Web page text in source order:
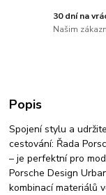
30 dní na
Našim
Popis
Spojení stylu a
cestování: Řada
– je perfektní pro
Porsche Design
kombinací materiálů